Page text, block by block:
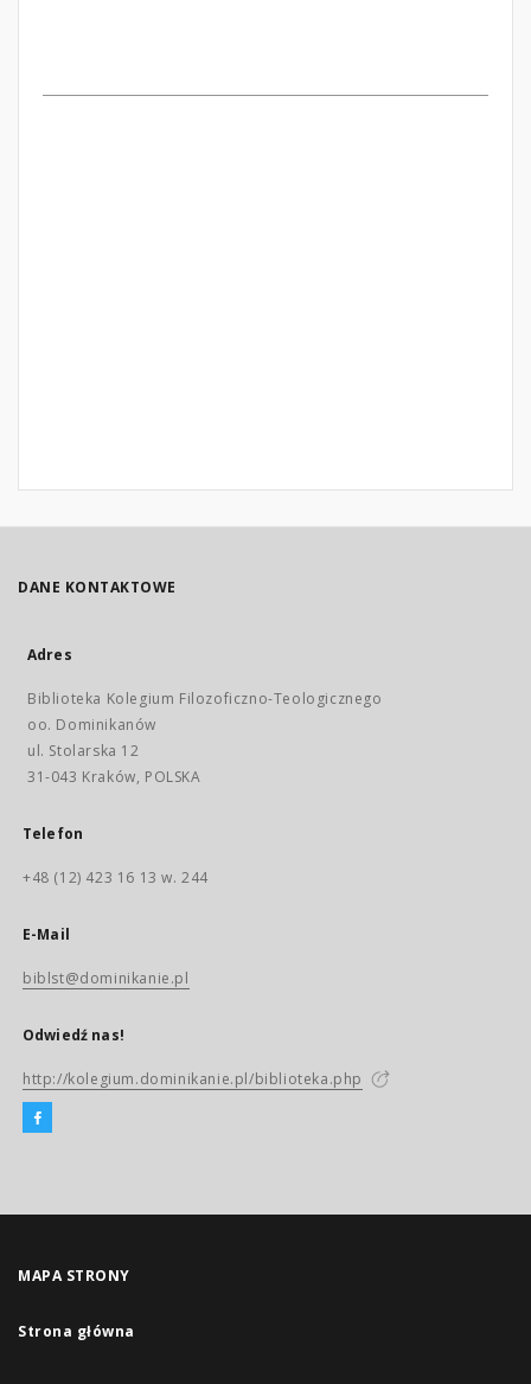
DANE KONTAKTOWE
Adres
Biblioteka Kolegium Filozoficzno-Teologicznego
oo. Dominikanów
ul. Stolarska 12
31-043 Kraków, POLSKA
Telefon
+48 (12) 423 16 13 w. 244
E-Mail
biblst@dominikanie.pl
Odwiedź nas!
http://kolegium.dominikanie.pl/biblioteka.php
MAPA STRONY
Strona główna